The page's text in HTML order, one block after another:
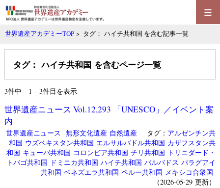
≡
世界遺産アカデミーTOP > タグ： ハイチ共和国 を含む記事一覧
タグ： ハイチ共和国 を含むページ一覧
3件中 1 - 3件目を表示
世界遺産ニュース Vol.12,293 「UNESCO」／イベント案
内
世界遺産ニュース 無形文化遺産 自然遺産タグ： アルゼンチン共
和国 ウズベキスタン共和国 エルサルバドル共和国 カザフスタン共
和国 キューバ共和国 コロンビア共和国 チリ共和国 トリニダード・
トバゴ共和国 ドミニカ共和国 ハイチ共和国 バルバドス パラグアイ
共和国 ベネズエラ共和国 ペルー共和国 メキシコ合衆国
（2026-05-29 更新）